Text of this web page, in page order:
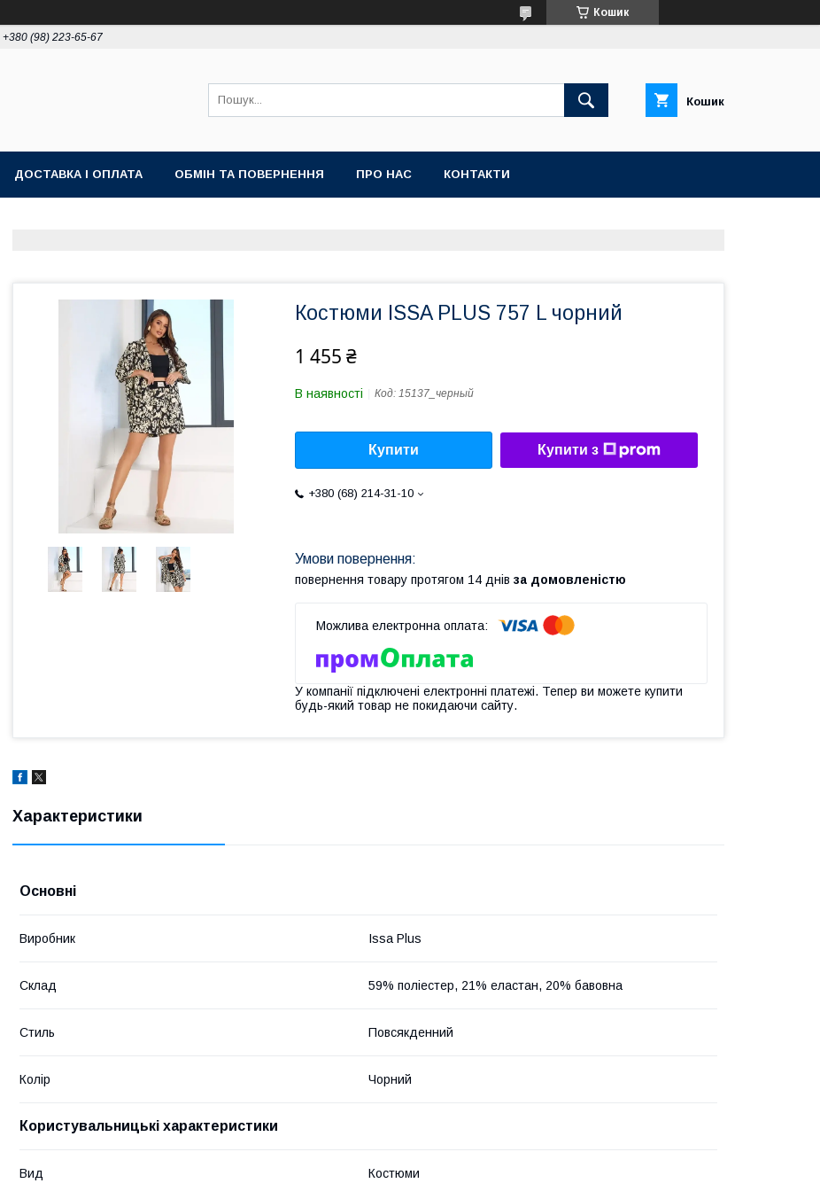
Кошик
+380 (98) 223-65-67
Кошик
ДОСТАВКА І ОПЛАТА ОБМІН ТА ПОВЕРНЕННЯ ПРО НАС КОНТАКТИ
Костюми ISSA PLUS 757 L чорний
1 455 ₴
В наявності Код: 15137_черный
Купити Купити з
+380 (68) 214-31-10
повернення товару протягом 14 днів за домовленістю
У компанії підключені електронні платежі. Тепер ви можете купити
будь-який товар не покидаючи сайту.
Характеристики
Основні
Виробник Issa Plus
Склад 59% поліестер, 21% еластан, 20% бавовна
Стиль Повсякденний
Колір Чорний
Користувальницькі характеристики
Вид Костюми